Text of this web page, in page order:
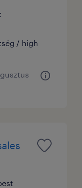
/ high